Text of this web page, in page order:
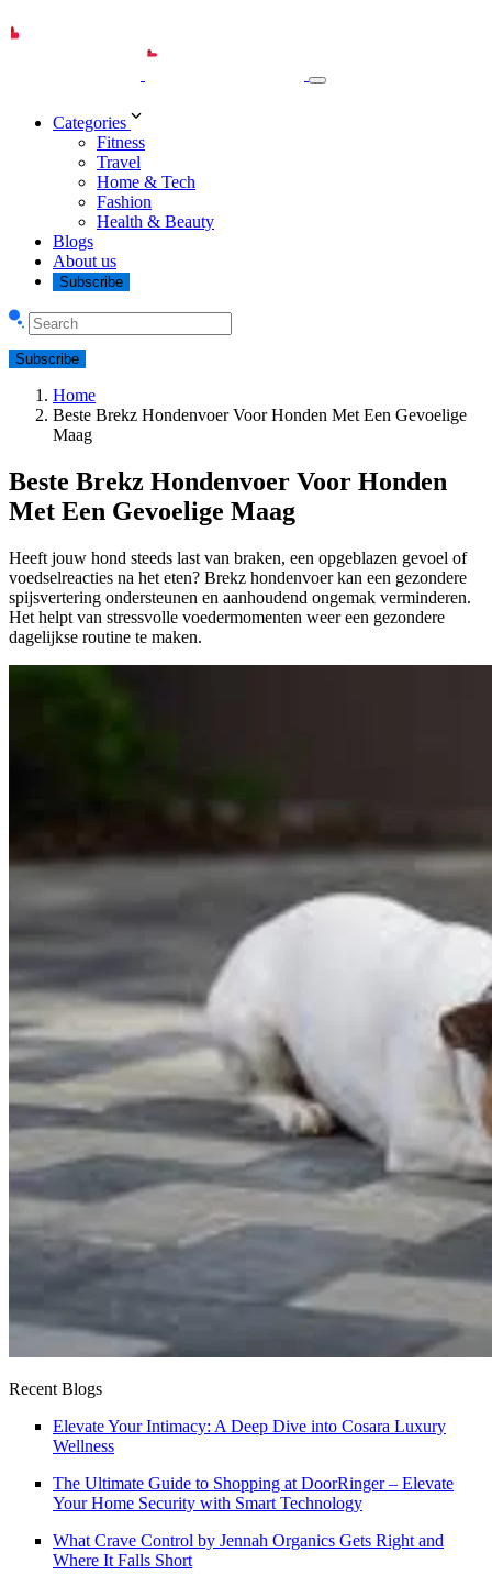
Categories
Fitness
Travel
Home & Tech
Fashion
Health & Beauty
Blogs
About us
Subscribe
Subscribe
Home
Beste Brekz Hondenvoer Voor Honden Met Een Gevoelige
Maag
Beste Brekz Hondenvoer Voor Honden
Met Een Gevoelige Maag
Heeft jouw hond steeds last van braken, een opgeblazen gevoel of
voedselreacties na het eten? Brekz hondenvoer kan een gezondere
spijsvertering ondersteunen en aanhoudend ongemak verminderen.
Het helpt van stressvolle voedermomenten weer een gezondere
dagelijkse routine te maken.
Recent Blogs
Elevate Your Intimacy: A Deep Dive into Cosara Luxury
Wellness
The Ultimate Guide to Shopping at DoorRinger – Elevate
Your Home Security with Smart Technology
What Crave Control by Jennah Organics Gets Right and
Where It Falls Short